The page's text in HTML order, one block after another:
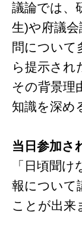
議論では、
生)や府議会
問について
ら提示され
その背景理
知識を深め
当日参加さ
「日頃聞
報について
ことが出来